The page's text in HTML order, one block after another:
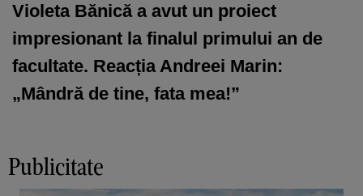
Violeta Bănică a avut un proiect
impresionant la finalul primului an de
facultate. Reacția Andreei Marin:
„Mândră de tine, fata mea!”
Publicitate